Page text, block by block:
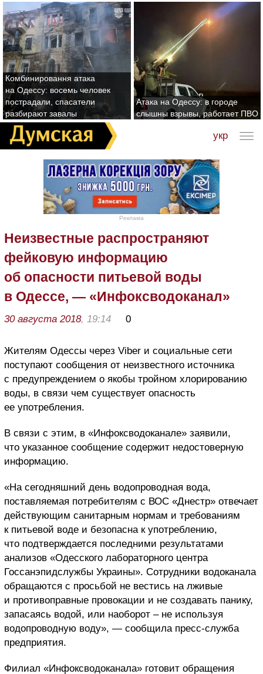
Комбинировання атака
на Одессу: восемь человек
пострадали, спасатели
разбирают завалы
Атака на Одессу: в городе
слышны взрывы, работает ПВО
укр
Реклама
Неизвестные распространяют
фейковую информацию
об опасности питьевой воды
в Одессе, — «Инфоксводоканал»
30 августа 2018, 19:14 0
Жителям Одессы через Viber и социальные сети
поступают сообщения от неизвестного источника
с предупреждением о якобы тройном хлорированию
воды, в связи чем существует опасность
ее употребления.
В связи с этим, в «Инфоксводоканале» заявили,
что указанное сообщение содержит недостоверную
информацию.
«На сегодняшний день водопроводная вода,
поставляемая потребителям с ВОС «Днестр» отвечает
действующим санитарным нормам и требованиям
к питьевой воде и безопасна к употреблению,
что подтверждается последними результатами
анализов «Одесского лабораторного центра
Госсанэпидслужбы Украины». Сотрудники водоканала
обращаются с просьбой не вестись на лживые
и противоправные провокации и не создавать панику,
запасаясь водой, или наоборот – не используя
водопроводную воду», — сообщила пресс-служба
предприятия.
Филиал «Инфоксводоканала» готовит обращения